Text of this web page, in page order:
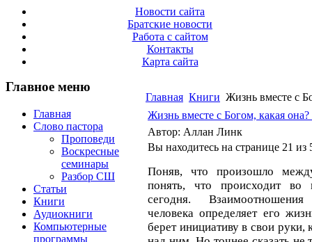
Новости сайта
Братские новости
Работа с сайтом
Контакты
Карта сайта
Главное меню
Главная
Слово пастора
Проповеди
Воскресные
семинары
Разбор СШ
Статьи
Книги
Аудиокниги
Компьютерные
программы
Главная Книги Жизнь вместе с
Жизнь вместе с Богом, какая
Автор: Аллан Линк
Вы находитесь на странице 21 из
Поняв, что произошло
понять, что происходит во
сегодня.
человека определяет его
берет инициативу в свои руки,